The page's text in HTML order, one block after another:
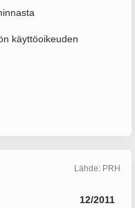
käyttöoikeuden
Lähde: PRH
12/2011